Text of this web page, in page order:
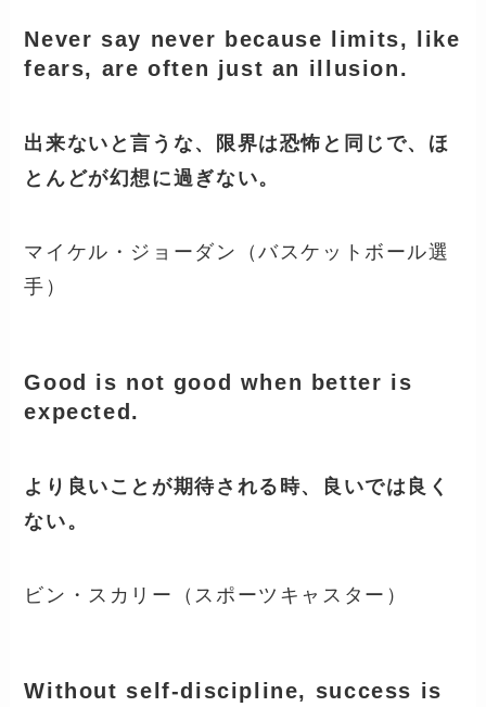
Never say never because limits, like
fears, are often just an illusion.
出来ないと言うな、限界は恐怖と同じで、ほ
とんどが幻想に過ぎない。
マイケル・ジョーダン（バスケットボール選
手）
Good is not good when better is
expected.
より良いことが期待される時、良いでは良く
ない。
ビン・スカリー（スポーツキャスター）
Without self-discipline, success is